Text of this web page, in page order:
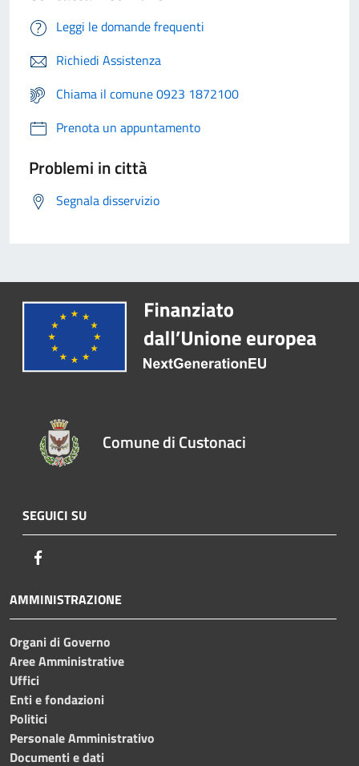
Leggi le domande frequenti
Richiedi Assistenza
Chiama il comune 0923 1872100
Prenota un appuntamento
Problemi in città
Segnala disservizio
Comune di Custonaci
SEGUICI SU
AMMINISTRAZIONE
Organi di Governo
Aree Amministrative
Uffici
Enti e fondazioni
Politici
Personale Amministrativo
Documenti e dati